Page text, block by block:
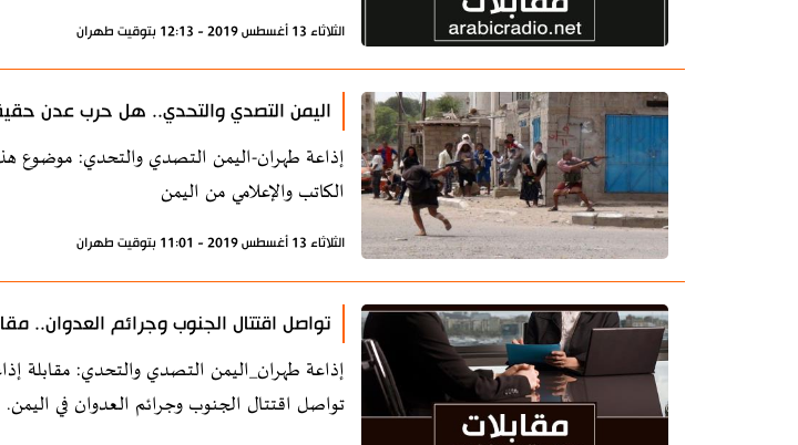
الثلاثاء 13 أغسطس 2019 - 12:13 بتوقيت طهران
اليمن التصدي والتحدي.. هل حرب عدن
إذاعة طهران-اليمن التصدي والتحدي: موضوع
الكاتب والإعلامي من اليمن
الثلاثاء 13 أغسطس 2019 - 11:01 بتوقيت طهران
تواصل اقتتال الجنوب وجرائم العدوان..
إذاعة طهران_اليمن التصدي والتحدي: مقابلة
تواصل اقتتال الجنوب وجرائم العدوان في اليمن.